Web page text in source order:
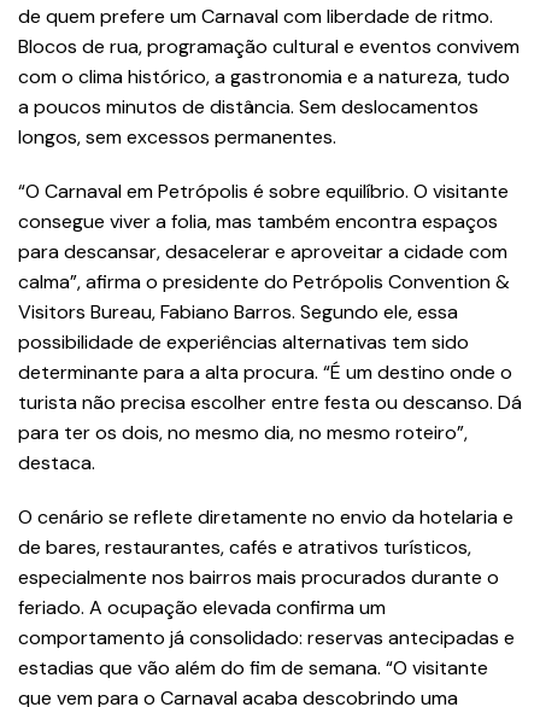
de quem prefere um Carnaval com liberdade de ritmo.
Blocos de rua, programação cultural e eventos convivem
com o clima histórico, a gastronomia e a natureza, tudo
a poucos minutos de distância. Sem deslocamentos
longos, sem excessos permanentes.
“O Carnaval em Petrópolis é sobre equilíbrio. O visitante
consegue viver a folia, mas também encontra espaços
para descansar, desacelerar e aproveitar a cidade com
calma”, afirma o presidente do Petrópolis Convention &
Visitors Bureau, Fabiano Barros. Segundo ele, essa
possibilidade de experiências alternativas tem sido
determinante para a alta procura. “É um destino onde o
turista não precisa escolher entre festa ou descanso. Dá
para ter os dois, no mesmo dia, no mesmo roteiro”,
destaca.
O cenário se reflete diretamente no envio da hotelaria e
de bares, restaurantes, cafés e atrativos turísticos,
especialmente nos bairros mais procurados durante o
feriado. A ocupação elevada confirma um
comportamento já consolidado: reservas antecipadas e
estadias que vão além do fim de semana. “O visitante
que vem para o Carnaval acaba descobrindo uma